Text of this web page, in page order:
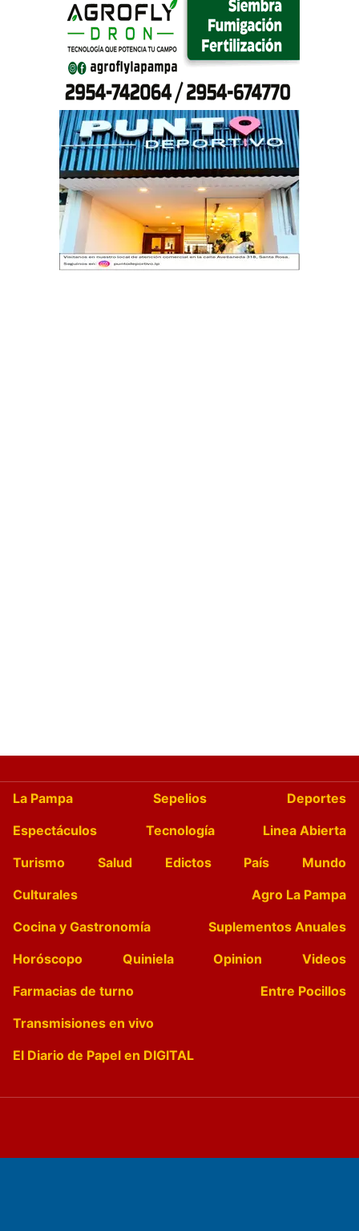
La Pampa Sepelios
Deportes
Espectáculos
Tecnología
Linea Abierta
Turismo
Salud Edictos País
Mundo
Culturales
Agro La Pampa
Cocina y Gastronomía
Suplementos Anuales
Horóscopo
Quiniela Opinion
Videos
Farmacias de turno
Entre Pocillos
Transmisiones en vivo
El Diario de Papel en DIGITAL